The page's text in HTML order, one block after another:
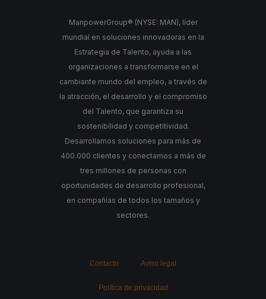
ManpowerGroup® (NYSE: MAN), líder
mundial en soluciones innovadoras en la
Estrategia de Talento, ayuda a las
organizaciones a transformarse en el
cambiante mundo del empleo, a través de
la atracción, el desarrollo y el compromiso
del Talento, que garantiza su
sostenibilidad y competitividad.
Desarrollamos soluciones para más de
400.000 clientes y conectamos a más de
tres millones de personas con
oportunidades de desarrollo profesional,
en compañías de todos los tamaños y
sectores.
Contacto Aviso legal
Política de privacidad